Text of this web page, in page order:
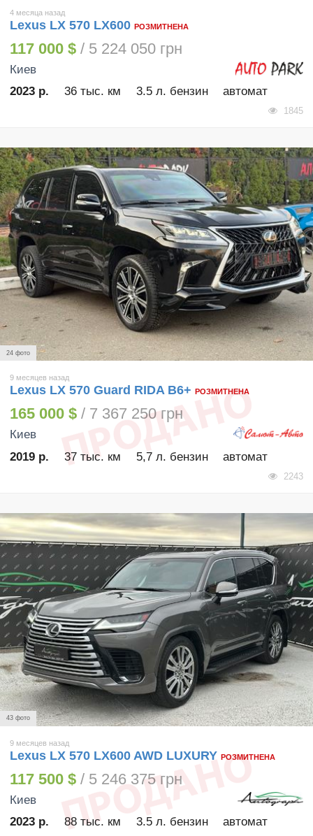
4 месяца назад
Lexus LX 570 LX600 РОЗМИТНЕНА
117 000 $ / 5 224 050 грн
Киев
2023 р.
36 тыс. км 3.5 л. бензин автомат
1845
24 фото
9 месяцев назад
Lexus LX 570 Guard RIDA B6+ РОЗМИТНЕНА
165 000 $ / 7 367 250 грн
Киев
2019 р.
37 тыс. км 5,7 л. бензин автомат
2243
43 фото
9 месяцев назад
Lexus LX 570 LX600 AWD LUXURY РОЗМИТНЕНА
117 500 $ / 5 246 375 грн
Киев
2023 р.
88 тыс. км 3.5 л. бензин автомат